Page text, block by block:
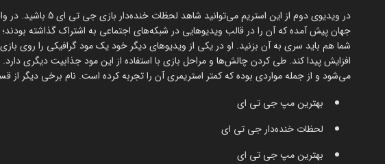
در ویدیوی دوم از این
جهان پیش آمده که آن را در قالب ویدیوهایی در شبکه‌های اجتماعی به اشتراک گذاشته
شما هم باید سری به آن بزنید. او در یکی از ویدیوهای دیگر خود یک مود گرافیکی را روی
افزایش پیدا کند. طی کردن چالش‌ها و مراحل بازی با استفاده از این مود جذابیت دیگری
می‌شود و از جمله مواردی بوده که کمتر استریمری آن را تجربه کرده است. نام برخی دیگر از قسمت‌های مهم
بهترین مپ جی تی ای
لحظات خنده‌دار جی تی ای
بهترین مپ جی تی ای